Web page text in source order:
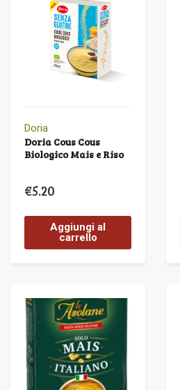
Doria
Doria Cous Cous
Biologico Mais e Riso
€5.20
Aggiungi al
carrello